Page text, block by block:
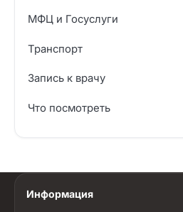
МФЦ и Госуслуги
Транспорт
Запись к врачу
Что посмотреть
Информация